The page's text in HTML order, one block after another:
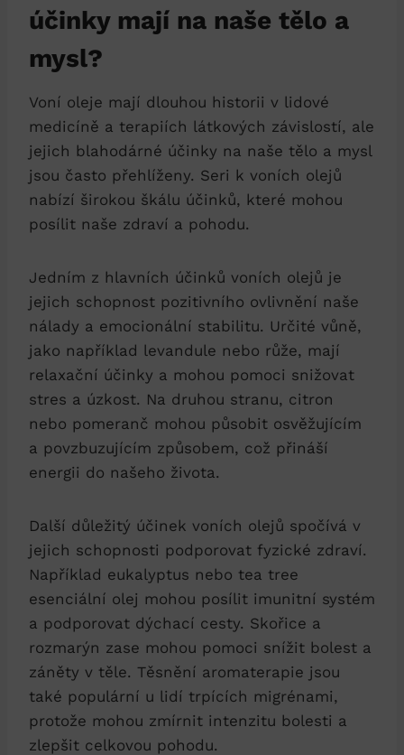
účinky mají na naše tělo a
mysl?
Voní oleje mají dlouhou historii v lidové
medicíně a terapiích látkových závislostí, ale
jejich blahodárné účinky na naše tělo a mysl
jsou často přehlíženy. Seri k voních olejů
nabízí širokou škálu účinků, které mohou
posílit naše zdraví a pohodu.
Jedním z hlavních účinků voních olejů je
jejich schopnost pozitivního ovlivnění naše
nálady a emocionální stabilitu. Určité vůně,
jako například levandule nebo růže, mají
relaxační účinky a mohou pomoci snižovat
stres a úzkost. Na druhou stranu, citron
nebo pomeranč mohou působit osvěžujícím
a povzbuzujícím způsobem, což přináší
energii do našeho života.
Další důležitý účinek voních olejů spočívá v
jejich schopnosti podporovat fyzické zdraví.
Například eukalyptus nebo tea tree
esenciální olej mohou posílit imunitní systém
a podporovat dýchací cesty. Skořice a
rozmarýn zase mohou pomoci snížit bolest a
záněty v těle. Těsnění aromaterapie jsou
také populární u lidí trpících migrénami,
protože mohou zmírnit intenzitu bolesti a
zlepšit celkovou pohodu.